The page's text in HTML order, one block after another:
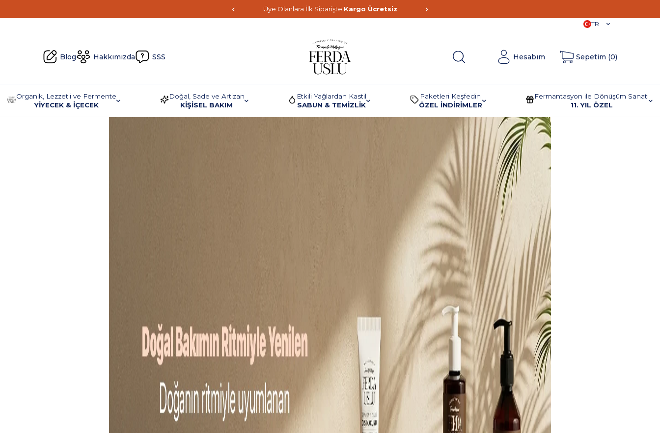
Üye Olanlara İlk Siparişte Kargo Ücretsiz
TR
Blog Hakkımızda SSS Hesabım Sepetim (0)
Organik, Lezzetli ve Fermente
YİYECEK & İÇECEK
Doğal, Sade ve Artizan
KİŞİSEL BAKIM
Etkili Yağlardan Kastil
SABUN & TEMİZLİK
Paketleri Keşfedin
ÖZEL İNDİRİMLER
Fermantasyon ile Dönüşüm Sanatı
11. YIL ÖZEL